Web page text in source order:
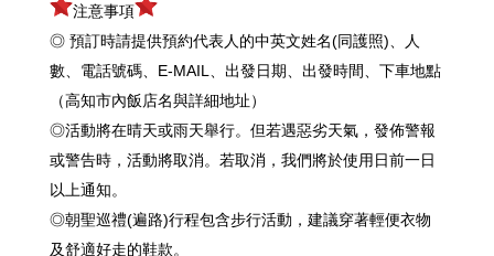
注意事項
◎ 預訂時請提供預約代表人的中英文姓名(同護照)、人
數、電話號碼、E-MAIL、出發日期、出發時間、 下車地點
（高知市內飯店名與詳細地址）
◎活動將在晴天或雨天舉行。 但若遇惡劣天氣，發佈警報
或警告時，活動將取消。若取消，我們將於使用日前一日
以上通知。
◎朝聖巡禮(遍路)行程包含步行活動，建議穿著輕便衣物
及舒適好走的鞋款。